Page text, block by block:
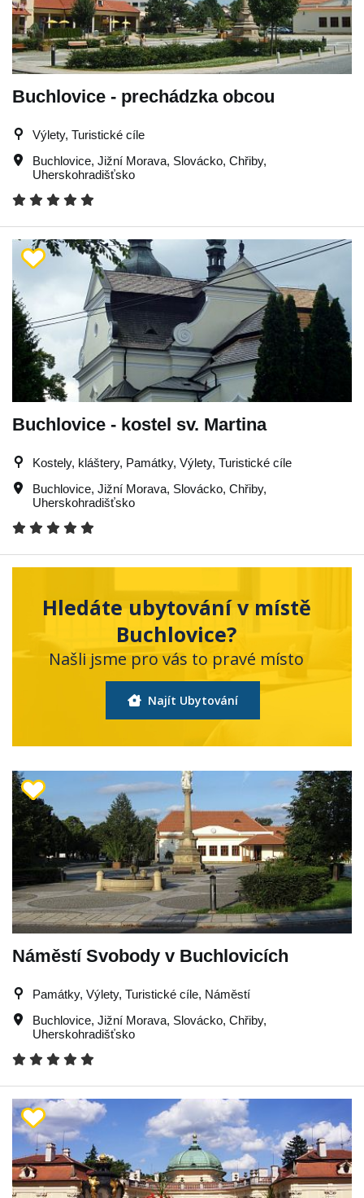
Buchlovice - prechádzka obcou
Výlety, Turistické cíle
Buchlovice, Jižní Morava, Slovácko, Chřiby,
Uherskohradišťsko
Buchlovice - kostel sv. Martina
Kostely, kláštery, Památky, Výlety, Turistické cíle
Buchlovice, Jižní Morava, Slovácko, Chřiby,
Uherskohradišťsko
Hledáte ubytování v místě
Buchlovice?
Našli jsme pro vás to pravé místo
Najít Ubytování
Náměstí Svobody v Buchlovicích
Památky, Výlety, Turistické cíle, Náměstí
Buchlovice, Jižní Morava, Slovácko, Chřiby,
Uherskohradišťsko